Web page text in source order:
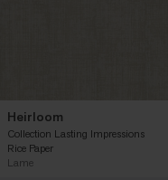
Heirloom
Collection Lasting Impressions
Rice Paper
Lame